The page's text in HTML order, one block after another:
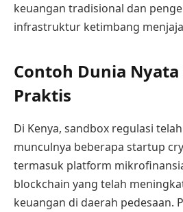
keuangan tradisional dan
infrastruktur ketimbang
Contoh Dunia
Praktis
Di Kenya, sandbox regulasi
munculnya beberapa startup
termasuk platform
blockchain yang telah
keuangan di daerah pedesaan.